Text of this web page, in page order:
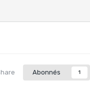
Abonnés 1